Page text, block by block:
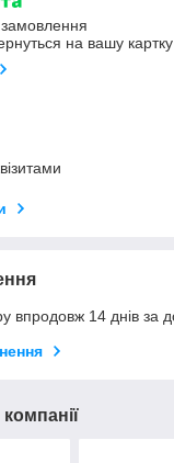
на вашу картку
впродовж 14 днів за